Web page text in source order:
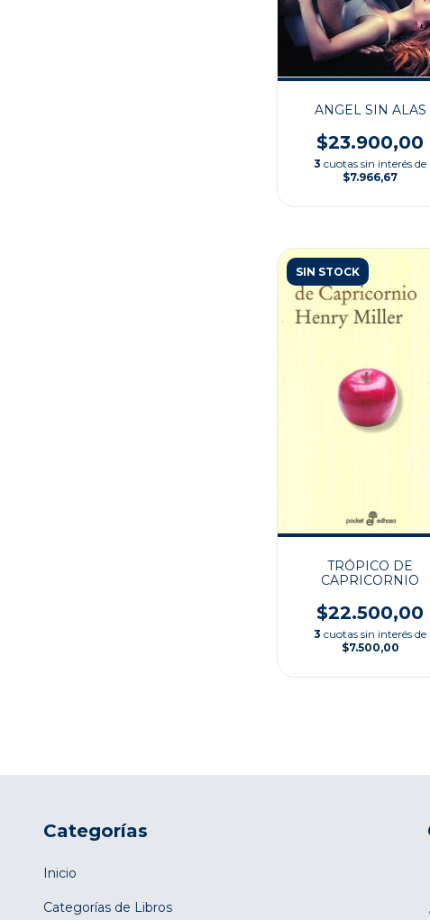
ANGEL SIN ALAS
$23.900,00
3 cuotas sin interés de
$7.966,67
SIN STOCK
TRÓPICO DE
CAPRICORNIO
$22.500,00
3 cuotas sin interés de
$7.500,00
Categorías
Inicio
Categorías de Libros